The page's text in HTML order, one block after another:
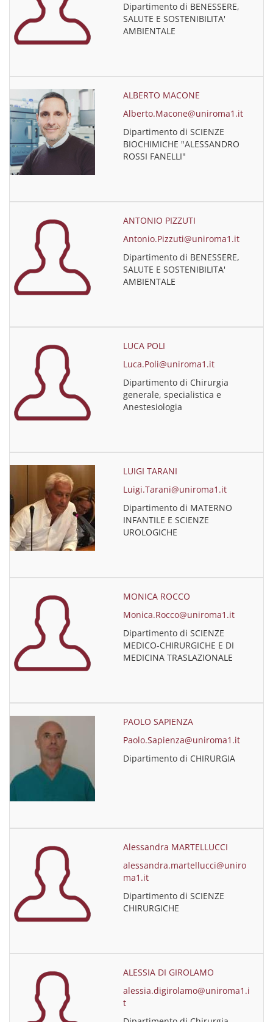
Dipartimento di BENESSERE,
SALUTE E SOSTENIBILITA'
AMBIENTALE
ALBERTO MACONE
Alberto.Macone@uniroma1.it
Dipartimento di SCIENZE
BIOCHIMICHE "ALESSANDRO
ROSSI FANELLI"
ANTONIO PIZZUTI
Antonio.Pizzuti@uniroma1.it
Dipartimento di BENESSERE,
SALUTE E SOSTENIBILITA'
AMBIENTALE
LUCA POLI
Luca.Poli@uniroma1.it
Dipartimento di Chirurgia
generale, specialistica e
Anestesiologia
LUIGI TARANI
Luigi.Tarani@uniroma1.it
Dipartimento di MATERNO
INFANTILE E SCIENZE
UROLOGICHE
MONICA ROCCO
Monica.Rocco@uniroma1.it
Dipartimento di SCIENZE
MEDICO-CHIRURGICHE E DI
MEDICINA TRASLAZIONALE
PAOLO SAPIENZA
Paolo.Sapienza@uniroma1.it
Dipartimento di CHIRURGIA
Alessandra MARTELLUCCI
alessandra.martellucci@uniro
ma1.it
Dipartimento di SCIENZE
CHIRURGICHE
ALESSIA DI GIROLAMO
alessia.digirolamo@uniroma1.i
t